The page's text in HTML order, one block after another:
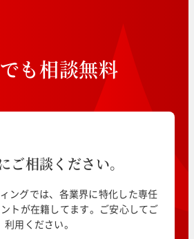
でも相談無料
ご相談ください。
ングでは、各業界に特化した専任
トが在籍してます。ご安心してご
利用ください。